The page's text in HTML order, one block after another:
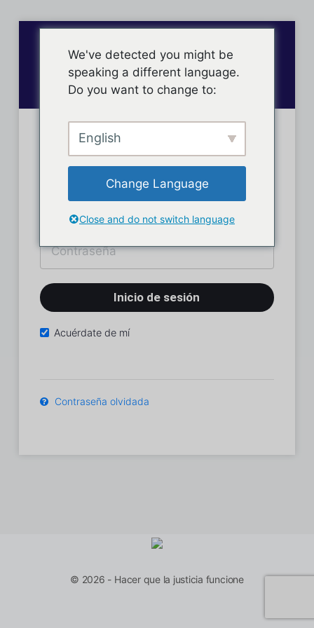
Inicio de sesión
Acuérdate de mí
Contraseña olvidada
© 2026 - Hacer que la justicia funcione
We've detected you might be
speaking a different language.
Do you want to change to:
English
Change Language
Close and do not switch language